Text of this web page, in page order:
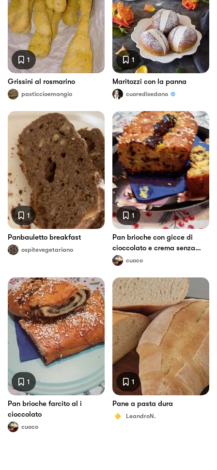
1
Grissini al rosmarino
pasticcioemangio
1
Maritozzi con la panna
cuoredisedano
1
Panbauletto breakfast
ospitevegetariano
1
Pan brioche con gicce di
cioccolato e crema senza
latte e acqua
cuoco
1
Pan brioche farcito al i
cioccolato
cuoco
1
Pane a pasta dura
LeandroN.